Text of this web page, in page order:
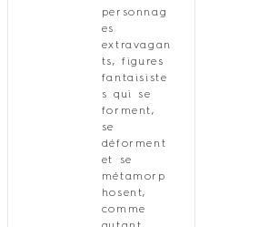
personnag
es
extravagan
ts, figures
fantaisiste
s qui se
forment,
se
déforment
et se
métamorp
hosent,
comme